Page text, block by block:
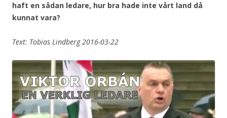
haft en sådan ledare, hur bra hade inte vårt land då
kunnat vara?
Text: Tobias Lindberg 2016-03-22